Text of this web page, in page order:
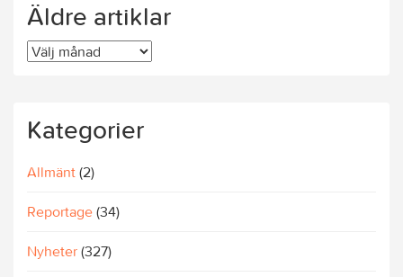
Äldre artiklar
Äldre
Kategorier
Allmänt (2)
Reportage (34)
Nyheter (327)